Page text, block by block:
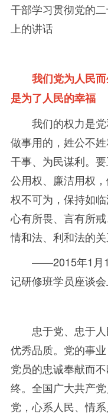
干部学习贯彻党的
上的讲话
我们党为人民
是为了人民的幸福
我们的权力是
做事用的，姓公不
干事、为民谋利。
公用权、廉洁用权
权不可为，保持如
心有所畏、言有所戒
情和法、利和法的关
——2015年1月
记研修班学员座谈
忠于党、忠于
优秀品质。党的事
党员的忠诚奉献而
终。全国广大共产
党，心系人民、情